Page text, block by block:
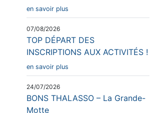
en savoir plus
07/08/2026
TOP DÉPART DES
INSCRIPTIONS AUX ACTIVITÉS !
en savoir plus
24/07/2026
BONS THALASSO – La Grande-
Motte